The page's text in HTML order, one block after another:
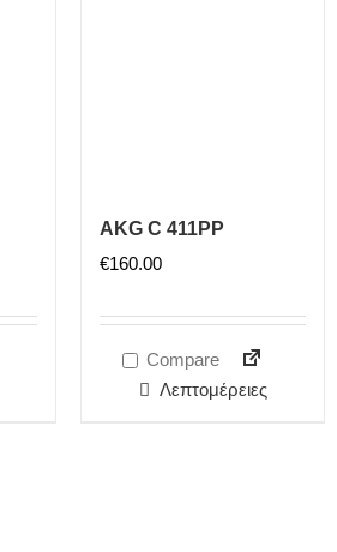
AKG C 411PP
€160.00
Compare
Λεπτομέρειες